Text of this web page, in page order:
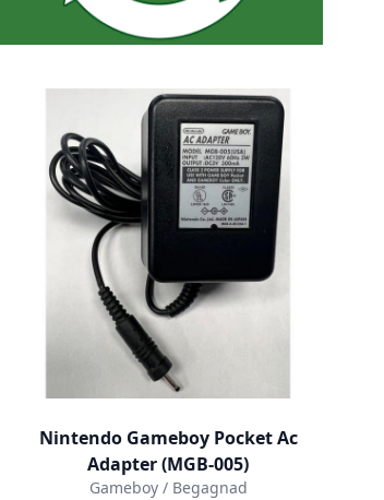
Nintendo Gameboy Pocket Ac
Adapter (MGB-005)
Gameboy / Begagnad